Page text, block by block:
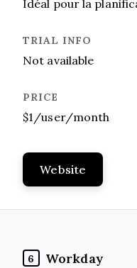
Idéal pour la
Not available
$1/user/month
Website
6 Workday